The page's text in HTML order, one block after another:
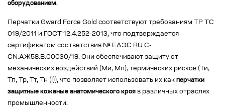
оборудованием.
Перчатки Gward Force Gold соответствуют требованиям ТР ТС
019/2011 и ГОСТ 12.4.252-2013, что подтверждается
сертификатом соответствия № ЕАЭС RU C-
CN.АЖ58.В.00030/19. Они обеспечивают защиту от
механических воздействий (Ми, Мп), термических рисков (Ти,
Тп, Тр, Тт, Тн (I)), что позволяет использовать их как перчатки
защитные кожаные анатомического кроя в различных отраслях
промышленности.